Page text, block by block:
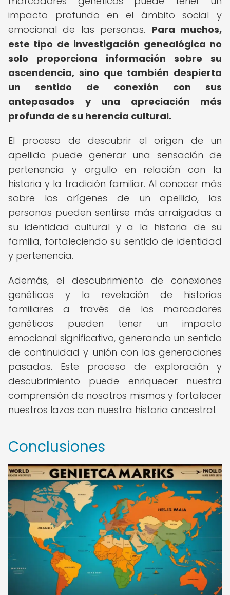
impacto profundo en el ámbito social y
emocional de las personas. Para muchos,
este tipo de investigación genealógica no
solo proporciona información sobre su
ascendencia, sino que también despierta
un sentido de conexión con sus
antepasados y una apreciación más
profunda de su herencia cultural.
El proceso de descubrir el origen de un
apellido puede generar una sensación de
pertenencia y orgullo en relación con la
historia y la tradición familiar. Al conocer más
sobre los orígenes de un apellido, las
personas pueden sentirse más arraigadas a
su identidad cultural y a la historia de su
familia, fortaleciendo su sentido de identidad
y pertenencia.
Además, el descubrimiento de conexiones
genéticas y la revelación de historias
familiares a través de los marcadores
genéticos pueden tener un impacto
emocional significativo, generando un sentido
de continuidad y unión con las generaciones
pasadas. Este proceso de exploración y
descubrimiento puede enriquecer nuestra
comprensión de nosotros mismos y fortalecer
nuestros lazos con nuestra historia ancestral.
Conclusiones